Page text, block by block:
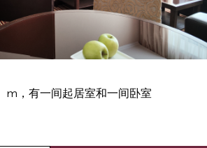
m，有一间起居室和一间卧室